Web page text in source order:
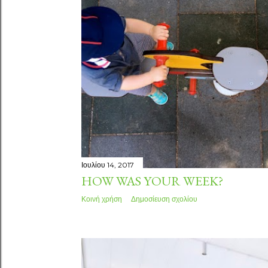
ή
σ
ε
ι
ς
Ιουλίου 14, 2017
HOW WAS YOUR WEEK?
Κοινή χρήση Δημοσίευση σχολίου